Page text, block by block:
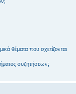
θέματα που σχετίζονται
συζητήσεων;